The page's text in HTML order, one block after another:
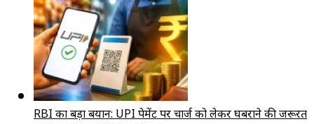
RBI का बड़ा बयान: UPI पेमेंट पर चार्ज को लेकर घबराने की जरूरत